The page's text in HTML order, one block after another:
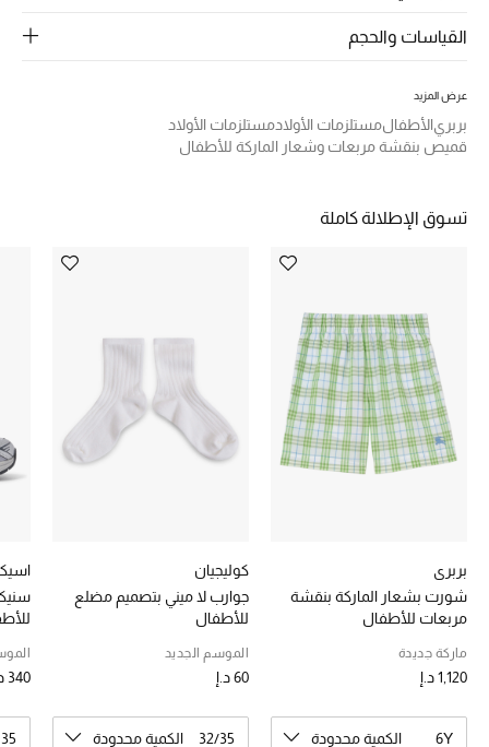
نسوقوا أحدث ما وصلنا
عرض جميع المنتجات
ما وصلنا حديثاً
الموسم الجديد
ركن أناقة المنتجعات
تشكيلة المناسبات للنساء
الحب للمحلي
القياسات والحجم
عرض المزيد
بربريالأطفالمستلزمات الأولادمستلزمات الأولاد
قميص بنقشة مربعات وشعار الماركة للأطفال
تسوق الإطلالة كاملة
بربري
شورت بشعار الماركة بنقشة
مربعات للأطفال
ماركة جديدة
1,120 د.إ
6Y الكمية محدودة
كوليجيان
جوارب لا ميني بتصميم مضلع
للأطفال
الموسم الجديد
60 د.إ
32/35 الكمية محدودة
340 د.إ